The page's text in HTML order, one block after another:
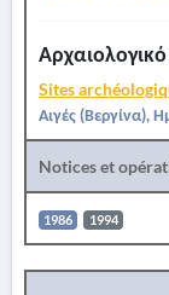
Sites
Αιγές (Βεργίνα),
Notices et
1986 1994